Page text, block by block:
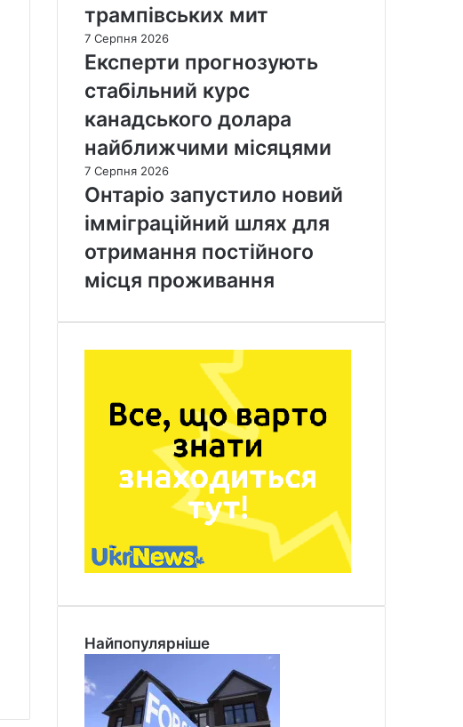
трампівських мит
7 Серпня 2026
Експерти прогнозують
стабільний курс
канадського долара
найближчими місяцями
7 Серпня 2026
Онтаріо запустило новий
імміграційний шлях для
отримання постійного
місця проживання
Найпопулярніше